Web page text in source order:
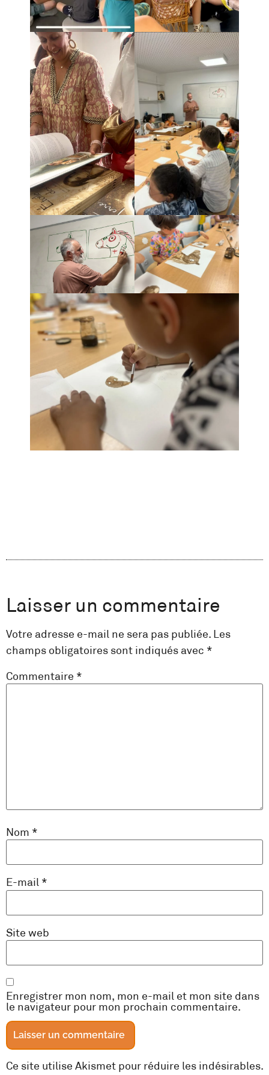
Laisser un commentaire
Votre adresse e-mail ne sera pas publiée. Les
champs obligatoires sont indiqués avec *
Commentaire *
Nom *
E-mail *
Site web
Enregistrer mon nom, mon e-mail et mon site dans
le navigateur pour mon prochain commentaire.
Ce site utilise Akismet pour réduire les indésirables.